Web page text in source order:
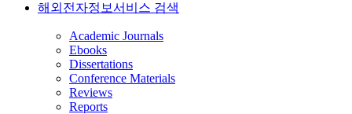
해외전자정보서비스 검색
Academic Journals
Ebooks
Dissertations
Conference Materials
Reviews
Reports